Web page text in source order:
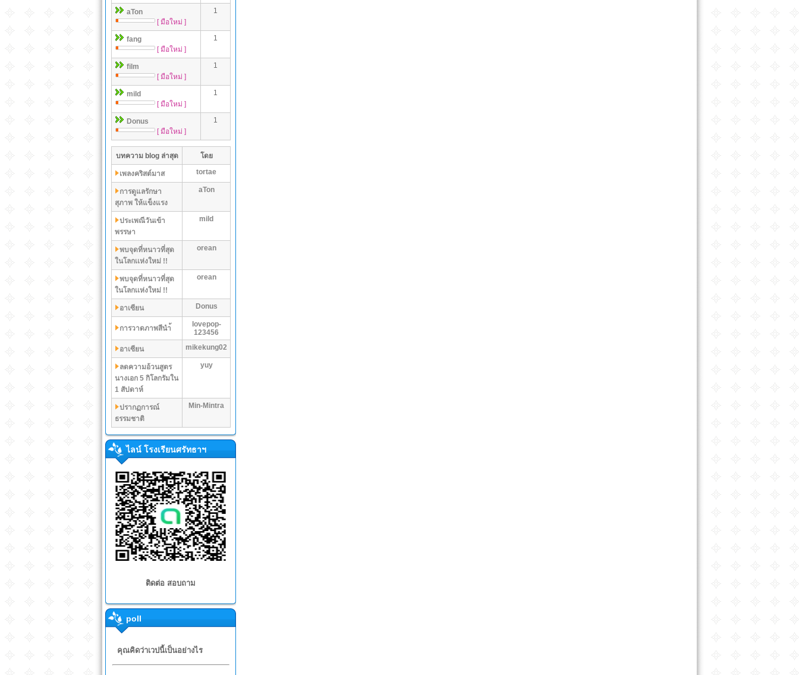
aTon
[ มือใหม่ ]
1
fang
[ มือใหม่ ]
1
film
[ มือใหม่ ]
1
mild
[ มือใหม่ ]
1
Donus
[ มือใหม่ ]
1
บทความ blog ล่าสุด โดย
เพลงคริสต์มาส tortae
การดูแลรักษา
สุภาพ ให้แข็งแรง
aTon
ประเพณีวันเข้า
พรรษา
mild
พบจุดที่หนาวที่สุด
ในโลกเเห่งใหม่ !!
orean
พบจุดที่หนาวที่สุด
ในโลกเเห่งใหม่ !!
orean
อาเซียน Donus
การวาดภาพสีนำ้
lovepop-
123456
อาเซียน
mikekung02
ลดความอ้วนสูตร
นางเอก 5 กิโลกรัมใน
1 สัปดาห์
yuy
ปรากฏการณ์
ธรรมชาติ
Min-Mintra
ไลน์ โรงเรียนศรัทธาฯ
ติดต่อ สอบถาม
poll
คุณคิดว่าเวปนี้เป็นอย่างไร